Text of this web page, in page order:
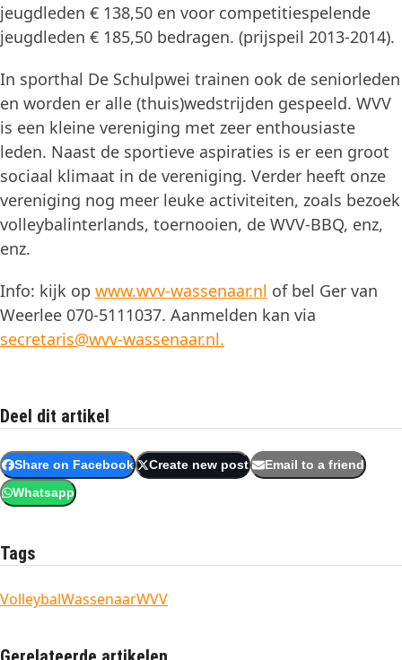
jeugdleden € 138,50 en voor competitiespelende
jeugdleden € 185,50 bedragen. (prijspeil 2013-2014).
In sporthal De Schulpwei trainen ook de seniorleden
en worden er alle (thuis)wedstrijden gespeeld. WVV
is een kleine vereniging met zeer enthousiaste
leden. Naast de sportieve aspiraties is er een groot
sociaal klimaat in de vereniging. Verder heeft onze
vereniging nog meer leuke activiteiten, zoals bezoek
volleybalinterlands, toernooien, de WVV-BBQ, enz,
enz.
Info: kijk op www.wvv-wassenaar.nl of bel Ger van
Weerlee 070-5111037. Aanmelden kan via
secretaris@wvv-wassenaar.nl.
Deel dit artikel
Share on Facebook Create new post Email to a friend
Whatsapp
Tags
VolleybalWassenaarWVV